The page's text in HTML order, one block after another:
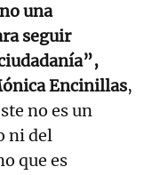
una
seguir
Encinillas,
no es un
ni del
que es